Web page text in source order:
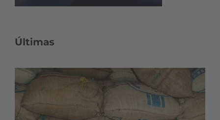
Últimas